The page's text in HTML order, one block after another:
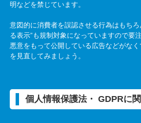
明などを禁じています。
意図的に消費者を誤認させる行為はもちろ
る表示”も規制対象になっていますので要注
悪意をもって公開している広告などがな
を見直してみましょう。
個人情報保護法・ GDPRに